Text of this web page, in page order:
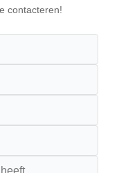
contacteren!